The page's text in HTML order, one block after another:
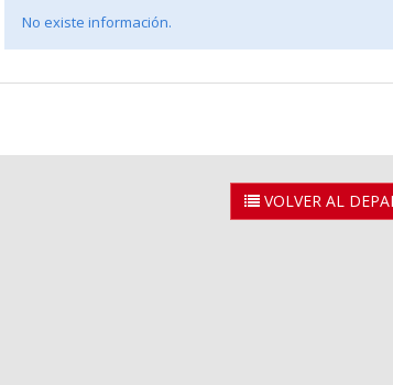
No existe información.
VOLVER AL